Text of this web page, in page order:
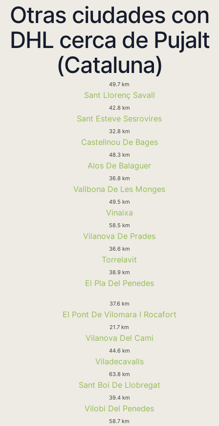
Otras ciudades con
DHL cerca de Pujalt
(Cataluna)
49.7 km
Sant Llorenç Savall
42.8 km
Sant Esteve Sesrovires
32.8 km
Castellnou De Bages
48.3 km
Alos De Balaguer
36.8 km
Vallbona De Les Monges
49.5 km
Vinaixa
58.5 km
Vilanova De Prades
36.6 km
Torrelavit
38.9 km
El Pla Del Penedes
37.6 km
El Pont De Vilomara I Rocafort
21.7 km
Vilanova Del Cami
44.6 km
Viladecavalls
63.8 km
Sant Boi De Llobregat
39.4 km
Vilobi Del Penedes
58.7 km